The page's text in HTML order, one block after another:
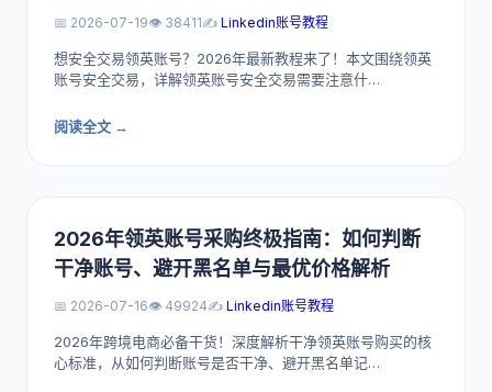
📅 2026-07-19👁️ 38411✍️ Linkedin账号教程
想安全交易领英账号？2026年最新教程来了！本文围绕领英
账号安全交易，详解领英账号安全交易需要注意什…
阅读全文 →
2026年领英账号采购终极指南：如何判断
干净账号、避开黑名单与最优价格解析
📅 2026-07-16👁️ 49924✍️ Linkedin账号教程
2026年跨境电商必备干货！深度解析干净领英账号购买的核
心标准，从如何判断账号是否干净、避开黑名单记…